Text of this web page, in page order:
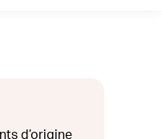
d’origine